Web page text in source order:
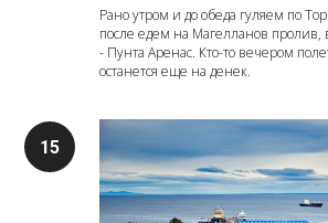
Рано утром и до обеда гуляем по
после едем на Магелланов
- Пунта Аренас. Кто-то вечером
останется еще на денек.